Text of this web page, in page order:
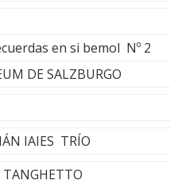
en si bemol Nº 2
DE SALZBURGO
IAIES TRÍO